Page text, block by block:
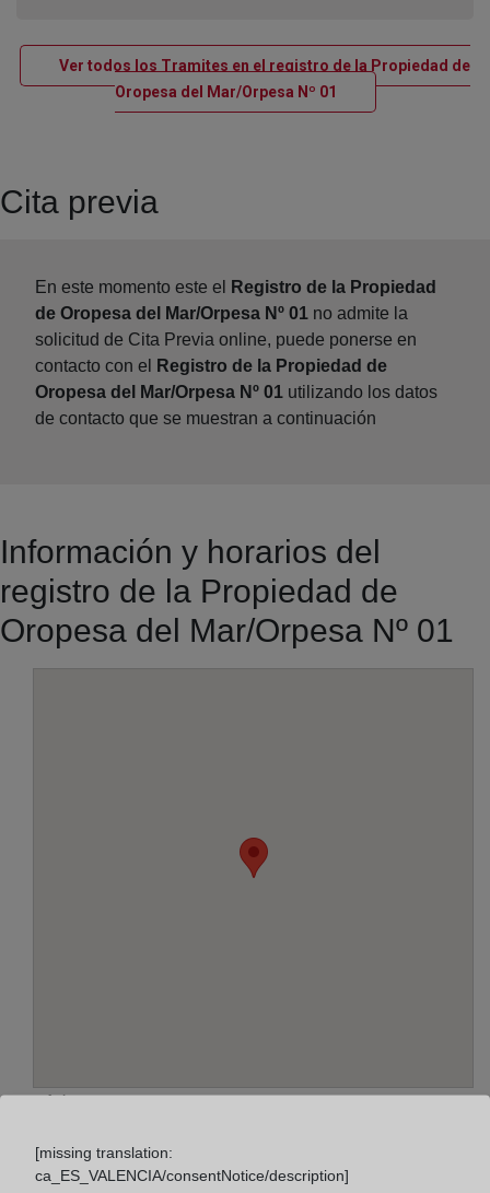
Ver todos los Tramites en el registro de la Propiedad de
Oropesa del Mar/Orpesa Nº 01 Ventana nueva
Cita previa
En este momento este el
Registro de la Propiedad
de Oropesa del Mar/Orpesa Nº 01 no admite la
solicitud de Cita Previa online, puede ponerse en
contacto con el
Registro de la Propiedad de
Oropesa del Mar/Orpesa Nº 01 utilizando los datos
de contacto que se muestran a continuación
Información y horarios del
registro de la Propiedad de
Oropesa del Mar/Orpesa Nº 01
Adreça:
Castelló, 3 - 1º, 12594
Horario:
[missing translation:
ca_ES_VALENCIA/consentNotice/description]